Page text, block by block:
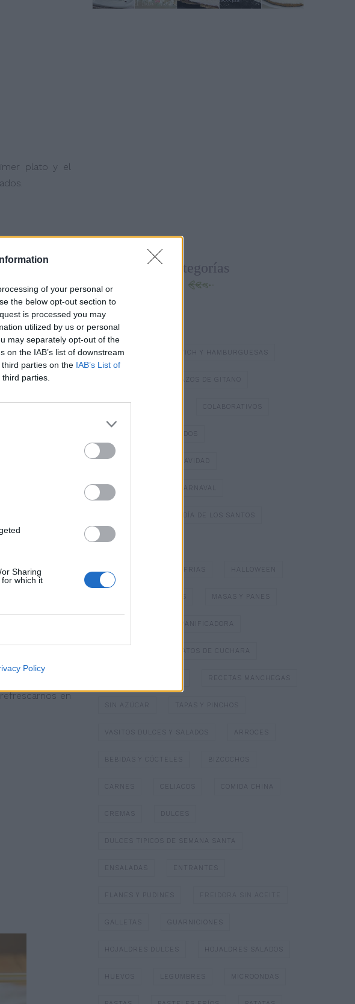
of your personal or
the below opt-out section to
is processed you may
utilized by us or personal
may separately opt-out of the
the IAB’s list of downstream
parties on the IAB’s List of
parties.
Sharing
which it
Policy
plato y el
cava poco a
hecho y
entrantes
en
Categorías
BATIDOS Y ZUMOS
BOCADILLOS Y SÁNDWICH Y HAMBURGUESAS
BRAZOS DE GITANO
COLABORATIVOS
DULCES TÍPICOS DE NAVIDAD
DULCES TÍPICOS DE CARNAVAL
DULCES TÍPICOS DEL DÍA DE LOS SANTOS
ESPECIAL NAVIDAD
GAZPACHOS Y SOPAS FRIAS HALLOWEEN
MASAS Y PANES
PANIFICADORA
PLATOS DE CUCHARA
RECETAS MANCHEGAS
SIN AZÚCAR TAPAS Y PINCHOS
VASITOS DULCES Y SALADOS ARROCES
BEBIDAS Y CÓCTELES BIZCOCHOS
CARNES CELIACOS COMIDA CHINA
CREMAS
DULCES TIPICOS DE SEMANA SANTA
ENSALADAS ENTRANTES
FLANES Y PUDINES FREIDORA SIN ACEITE
GALLETAS GUARNICIONES
HOJALDRES DULCES HOJALDRES SALADOS
HUEVOS LEGUMBRES MICROONDAS